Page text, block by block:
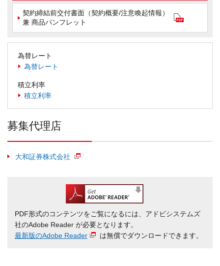
契約締結前交付書面（契約概要/注意喚起情報）
兼 商品パンフレット
為替レート
為替レート
積立利率
積立利率
募集代理店
大和証券株式会社
PDF形式のコンテンツをご覧になるには、アドビシステムズ
社のAdobe Reader が必要となります。
最新版のAdobe Reader
は無償でダウンロードできます。